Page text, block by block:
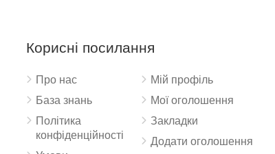
Корисні посилання
Про нас
База знань
Політика
конфіденційності
Мій профіль
Мої оголошення
Закладки
Додати оголошення